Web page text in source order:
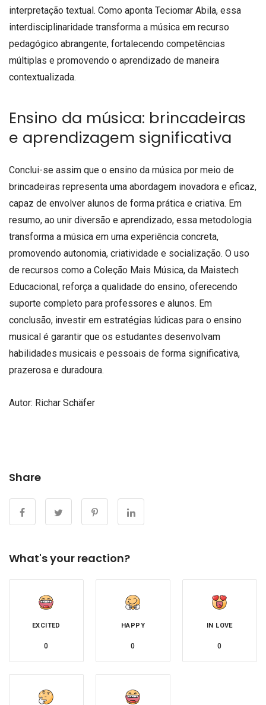
interpretação textual. Como aponta Teciomar Abila, essa
interdisciplinaridade transforma a música em recurso
pedagógico abrangente, fortalecendo competências
múltiplas e promovendo o aprendizado de maneira
contextualizada.
Ensino da música: brincadeiras
e aprendizagem significativa
Conclui-se assim que o ensino da música por meio de
brincadeiras representa uma abordagem inovadora e eficaz,
capaz de envolver alunos de forma prática e criativa. Em
resumo, ao unir diversão e aprendizado, essa metodologia
transforma a música em uma experiência concreta,
promovendo autonomia, criatividade e socialização. O uso
de recursos como a Coleção Mais Música, da Maistech
Educacional, reforça a qualidade do ensino, oferecendo
suporte completo para professores e alunos. Em
conclusão, investir em estratégias lúdicas para o ensino
musical é garantir que os estudantes desenvolvam
habilidades musicais e pessoais de forma significativa,
prazerosa e duradoura.
Autor: Richar Schäfer
Share
What's your reaction?
EXCITED
0
HAPPY
0
IN LOVE
0